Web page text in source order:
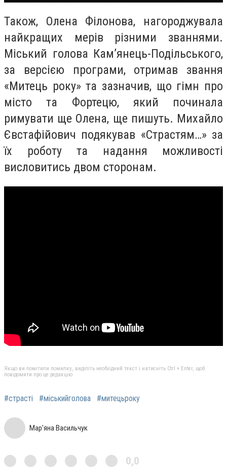
Також, Олена Філонова, нагороджувала
найкращих мерів різними званнями.
Міський голова Кам’янець-Подільського,
за версією програми, отримав звання
«Митець року» та зазначив, що гімн про
місто та Фортецю, який починала
римувати ще Олена, ще пишуть. Михайло
Євстафійович подякував «Страстям…» за
їх роботу та надання можливості
висловитись двом сторонам.
Якщо ви помітили помилку, виділіть необхідний текст і натисніть Ctrl + Enter, щоб
повідомити про це редакцію
#страсті #міськийголова #митецьроку
Мар'яна Васильчук
0,0